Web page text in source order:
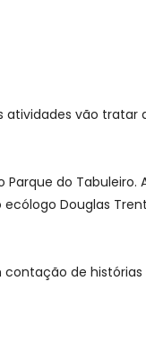
vão tratar
do Tabuleiro.
Douglas
de